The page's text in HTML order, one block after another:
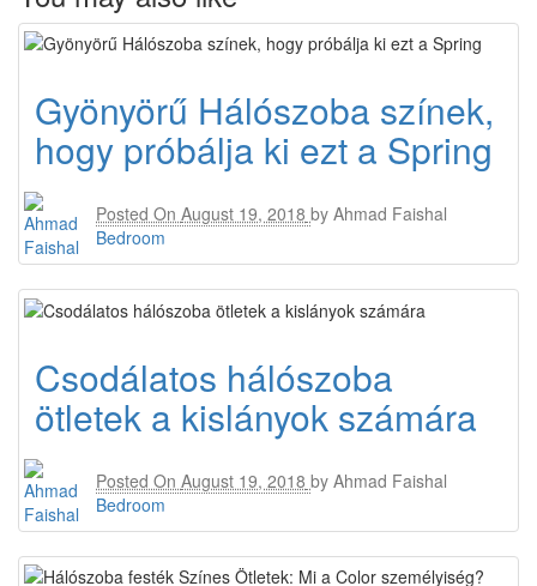
Gyönyörű Hálószoba színek,
hogy próbálja ki ezt a Spring
Posted On August 19, 2018 by Ahmad Faishal
Bedroom
Csodálatos hálószoba
ötletek a kislányok számára
Posted On August 19, 2018 by Ahmad Faishal
Bedroom